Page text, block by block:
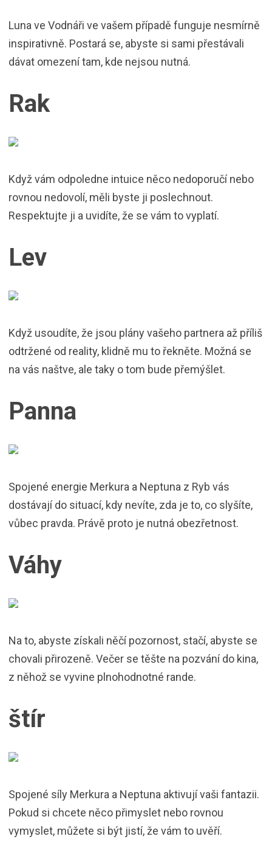
Luna ve Vodnáři ve vašem případě funguje nesmírně
inspirativně. Postará se, abyste si sami přestávali
dávat omezení tam, kde nejsou nutná.
Rak
Když vám odpoledne intuice něco nedoporučí nebo
rovnou nedovolí, měli byste ji poslechnout.
Respektujte ji a uvidíte, že se vám to vyplatí.
Lev
Když usoudíte, že jsou plány vašeho partnera až příliš
odtržené od reality, klidně mu to řekněte. Možná se
na vás naštve, ale taky o tom bude přemýšlet.
Panna
Spojené energie Merkura a Neptuna z Ryb vás
dostávají do situací, kdy nevíte, zda je to, co slyšíte,
vůbec pravda. Právě proto je nutná obezřetnost.
Váhy
Na to, abyste získali něčí pozornost, stačí, abyste se
chovali přirozeně. Večer se těšte na pozvání do kina,
z něhož se vyvine plnohodnotné rande.
štír
Spojené síly Merkura a Neptuna aktivují vaši fantazii.
Pokud si chcete něco přimyslet nebo rovnou
vymyslet, můžete si být jistí, že vám to uvěří.